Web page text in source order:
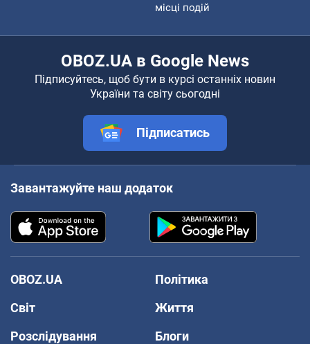
місці подій
OBOZ.UA в Google News
Підписуйтесь, щоб бути в курсі останніх новин
України та світу сьогодні
Підписатись
Завантажуйте наш додаток
OBOZ.UA
Політика
Світ
Життя
Розслідування
Блоги